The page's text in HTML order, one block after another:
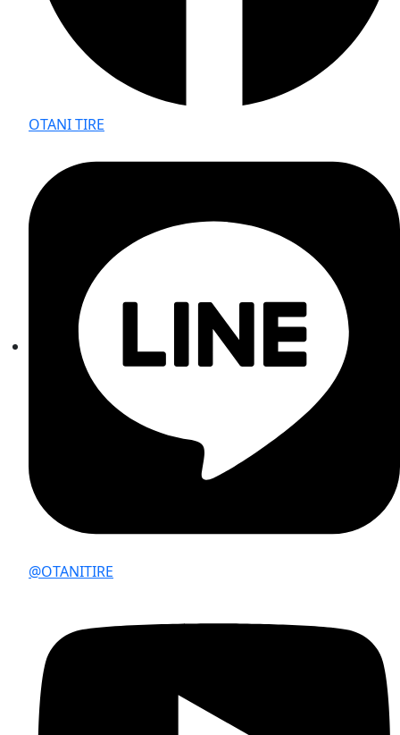
OTANI TIRE
@OTANITIRE